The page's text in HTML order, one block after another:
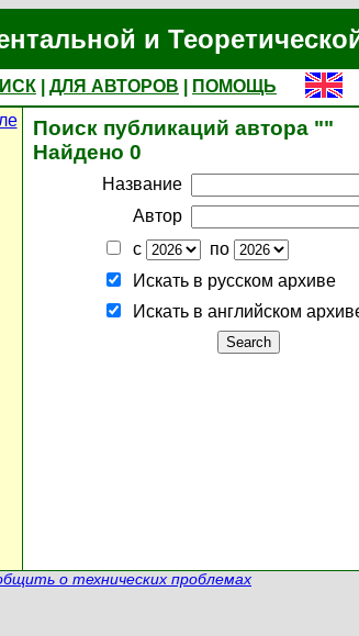
и
ДЛЯ АВТОРОВ
ПОМОЩЬ
Поиск публикаций автора ""
Найдено 0
Название
Автор
с
по
Искать в русском архиве
Искать в английском
о технических проблемах